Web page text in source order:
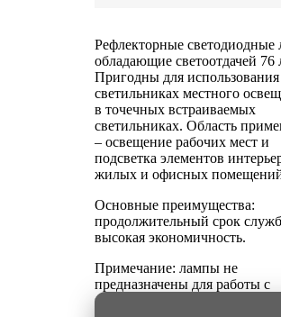
Рефлекторные светодиодные
обладающие светоотдачей 76
Пригодны для использования
светильниках местного
в точечных встраиваемых
светильниках. Область
– освещение рабочих мест и
подсветка элементов
жилых и офисных
Основные преимущества:
продолжительный срок
высокая экономичность.
Примечание: лампы не
предназначены для работы с
электронными диммерами;